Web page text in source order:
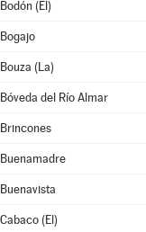
Bodón (El)
Bogajo
Bouza (La)
Bóveda del Río Almar
Brincones
Buenamadre
Buenavista
Cabaco (El)